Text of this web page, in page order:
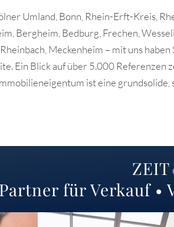
Umland, Bonn, Rhein-Erft-Kreis,
Bergheim, Bedburg, Frechen,
Meckenheim – mit uns
Ein Blick auf über 5.000 Referenzen
ist eine
ZEIT
für Verkauf •